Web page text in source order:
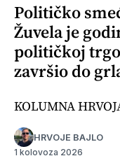
Političko
Žuvela je
političkoj
završio do
KOLUMNA
HRVOJE BAJLO
1 kolovoza 2026